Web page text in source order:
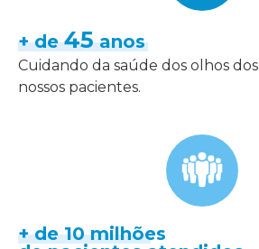
+ de45anos
Cuidando da saúde dos olhos dos
nossos pacientes.
+ de 10 milhões